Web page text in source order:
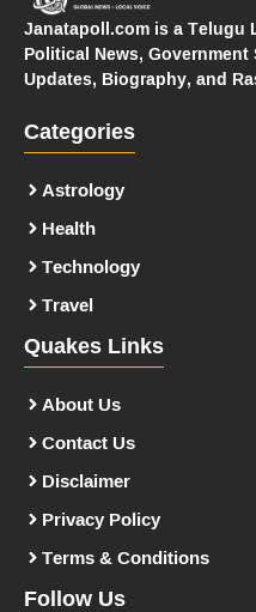
Janatapoll.com is a Telugu
Political News,
Updates, Biography, and
Categories
Astrology
Health
Technology
Travel
Quakes Links
About Us
Contact Us
Disclaimer
Privacy Policy
Terms & Conditions
Follow Us